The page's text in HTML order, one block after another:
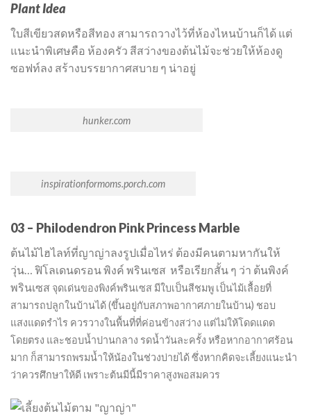
Plant Idea
ใบสีเขียวสดหรือสีทอง สามารถวางไว้ที่ห้องไหนบ้านก็ได้ แต่
แนะนำพิเศษคือ ห้องครัว สีสว่างของต้นไม้จะช่วยให้ห้องดู
ซอฟท์ลง สร้างบรรยากาศสบาย ๆ น่าอยู่
hunker.com
inspirationformoms.porch.com
03 – Philodendron Pink Princess Marble
ต้นไม้ไฮไลท์ที่ญาญ่าลงรูปเมื่อไหร่ ต้องมีคนตามหากันให้
วุ่น… ฟิโลเดนดรอน พิงค์ พรินเซส หรือเรียกสั้น ๆ ว่า ต้นพิงค์
พรินเซส จุดเด่นของพิงค์พรินเซส มีใบเป็นสีชมพู เป็นไม้เลื้อยที่
สามารถปลูกในบ้านได้ (ขึ้นอยู่กับสภาพอากาศภายในบ้าน) ชอบ
แสงแดดรำไร ควรวางในพื้นที่ที่ค่อนข้างสว่าง แต่ไม่ให้โดดแดด
โดยตรง และชอบน้ำปานกลาง รดน้ำวันละครั้ง หรือหากอากาศร้อน
มาก ก็สามารถพรมน้ำให้น้องในช่วงบ่ายได้ ซึ่งหากคิดจะเลี้ยงแนะนำ
ว่าควรศึกษาให้ดี เพราะต้นมีนี้มีราคาสูงพอสมควร